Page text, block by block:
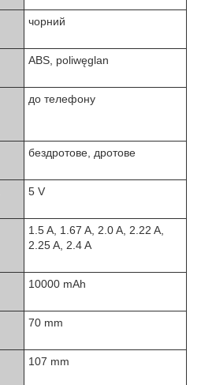
чорний
ABS, poliwęglan
до телефону
бездротове, дротове
5 V
1.5 A, 1.67 A, 2.0 A, 2.22 A,
2.25 A, 2.4 A
10000 mAh
70 mm
107 mm